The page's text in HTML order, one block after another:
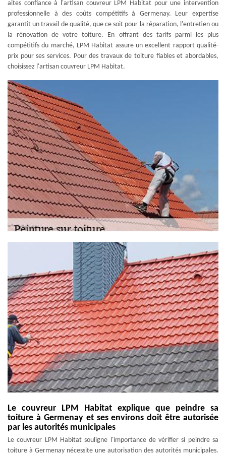
aites confiance à l'artisan couvreur LPM Habitat pour une intervention
professionnelle à des coûts compétitifs à Germenay. Leur expertise
garantit un travail de qualité, que ce soit pour la réparation, l'entretien ou
la rénovation de votre toiture. En offrant des tarifs parmi les plus
compétitifs du marché, LPM Habitat assure un excellent rapport qualité-
prix pour ses services. Pour des travaux de toiture fiables et abordables,
choisissez l'artisan couvreur LPM Habitat.
Le couvreur LPM Habitat explique que peindre sa
toiture à Germenay et ses environs doit être autorisée
par les autorités municipales
Le couvreur LPM Habitat souligne l'importance de vérifier si peindre sa
toiture à Germenay nécessite une autorisation des autorités municipales.